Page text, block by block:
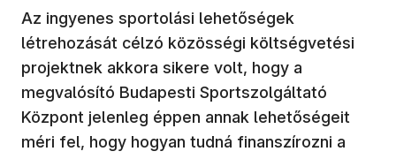
Az ingyenes sportolási lehetőségek
létrehozását célzó közösségi költségvetési
projektnek akkora sikere volt, hogy a
megvalósító Budapesti Sportszolgáltató
Központ jelenleg éppen annak lehetőségeit
méri fel, hogy hogyan tudná finanszírozni a